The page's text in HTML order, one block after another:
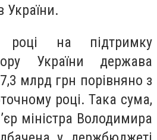
України.
році на підтримку
України держава
млрд грн порівняно з
році. Така сума,
міністра Володимира